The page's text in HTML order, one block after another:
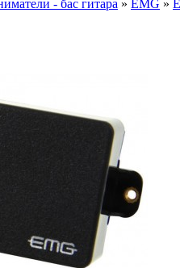
- бас гитара » EMG »